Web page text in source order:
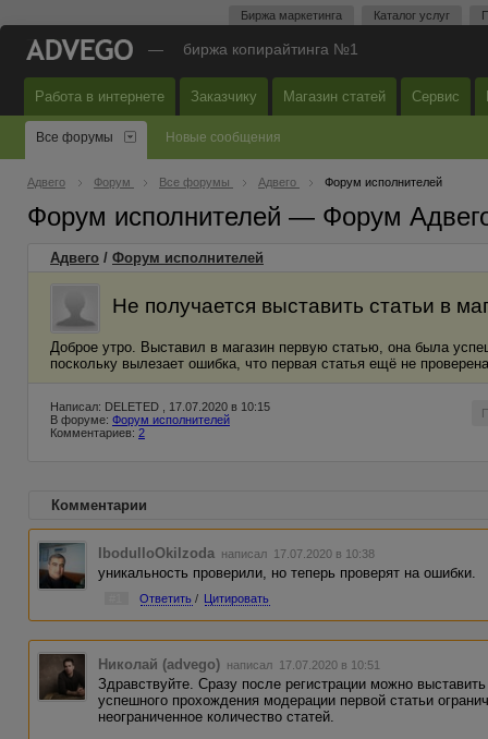
Биржа маркетинга Каталог услуг
— биржа копирайтинга №1
Работа в интернете Заказчику Магазин статей Сервис
Все форумы Новые сообщения
Адвего Форум Все форумы Адвего Форум исполнителей
Форум исполнителей — Форум
Адвего / Форум исполнителей
Не получается выставить статьи в
Доброе утро. Выставил в магазин первую статью, она была
поскольку вылезает ошибка, что первая статья ещё не
Написал: DELETED , 17.07.2020 в 10:15
В форуме: Форум исполнителей
Комментариев: 2
Комментарии
IbodulloOkilzoda написал 17.07.2020 в 10:38
уникальность проверили, но теперь проверят на ошибки.
Ответить / Цитировать
Николай (advego) написал 17.07.2020 в 10:51
Здравствуйте. Сразу после регистрации можно
успешного прохождения модерации первой статьи
неограниченное количество статей.